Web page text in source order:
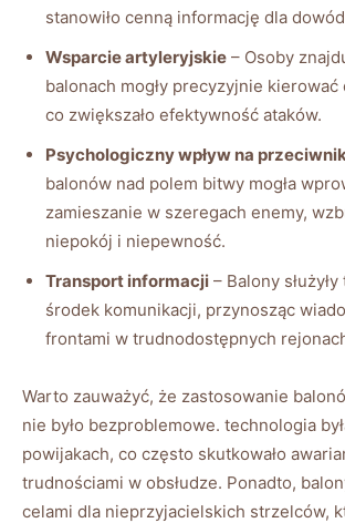
stanowiło cenną informację dla
Wsparcie artyleryjskie – Osoby
balonach mogły precyzyjnie
co zwiększało efektywność ataków.
Psychologiczny wpływ na
balonów nad polem bitwy mogła
zamieszanie w szeregach enemy,
niepokój i niepewność.
Transport informacji – Balony
środek komunikacji, przynosząc
frontami w trudnodostępnych
Warto zauważyć, że zastosowanie
nie było bezproblemowe. technologia
powijakach, co często skutkowało
trudnościami w obsłudze. Ponadto,
celami dla nieprzyjacielskich strzelców,